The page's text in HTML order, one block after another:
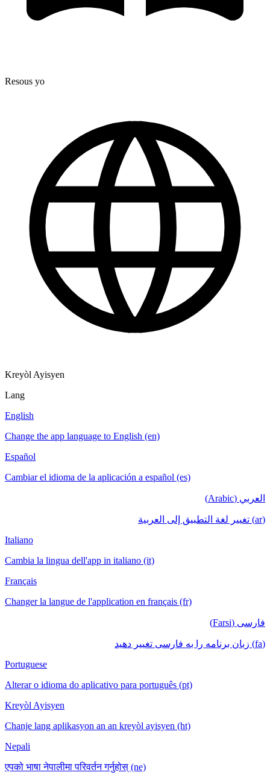
Resous yo
Kreyòl Ayisyen
Lang
English
Change the app language to English (en)
Español
Cambiar el idioma de la aplicación a español (es)
العربي (Arabic)
(ar) تغيير لغة التطبيق إلى العربية
Italiano
Cambia la lingua dell'app in italiano (it)
Français
Changer la langue de l'application en français (fr)
فارسی (Farsi)
(fa) زبان برنامه را به فارسی تغییر دهید
Portuguese
Alterar o idioma do aplicativo para português (pt)
Kreyòl Ayisyen
Chanje lang aplikasyon an an kreyòl ayisyen (ht)
Nepali
एपको भाषा नेपालीमा परिवर्तन गर्नुहोस् (ne)